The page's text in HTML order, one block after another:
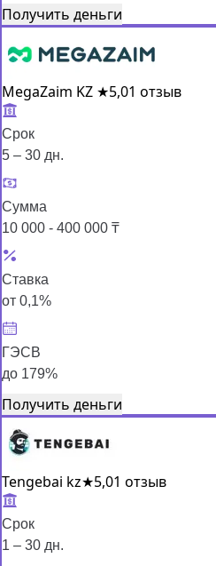
Получить деньги
MegaZaim KZ ★5,01 отзыв
Срок
5 – 30 дн.
Сумма
10 000 - 400 000 ₸
Ставка
от 0,1%
ГЭСВ
до 179%
Получить деньги
Tengebai kz★5,01 отзыв
Срок
1 – 30 дн.